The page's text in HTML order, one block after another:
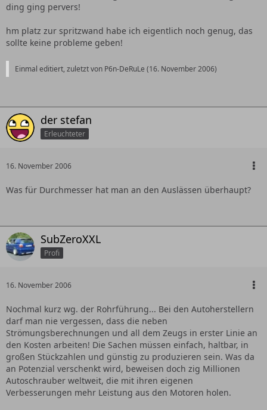
ding ging pervers!
hm platz zur spritzwand habe ich eigentlich noch genug, das
sollte keine probleme geben!
Einmal editiert, zuletzt von P6n-DeRuLe (16. November 2006)
der stefan
Erleuchteter
16. November 2006
Was für Durchmesser hat man an den Auslässen überhaupt?
SubZeroXXL
Profi
16. November 2006
Nochmal kurz wg. der Rohrführung... Bei den Autoherstellern
darf man nie vergessen, dass die neben
Strömungsberechnungen und all dem Zeugs in erster Linie an
den Kosten arbeiten! Die Sachen müssen einfach, haltbar, in
großen Stückzahlen und günstig zu produzieren sein. Was da
an Potenzial verschenkt wird, beweisen doch zig Millionen
Autoschrauber weltweit, die mit ihren eigenen
Verbesserungen mehr Leistung aus den Motoren holen.